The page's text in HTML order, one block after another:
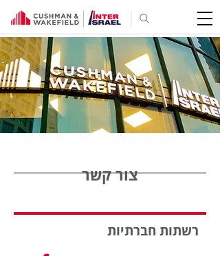
צור קשר
רשתות חברתיות